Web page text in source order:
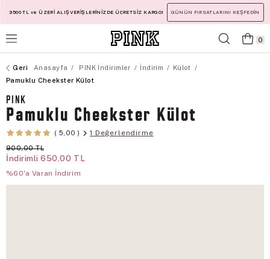
3500 TL ve ÜZERİ ALIŞVERİŞLERİNİZDE ÜCRETSİZ KARGO! GÜNÜN FIRSATLARINI KEŞFEDİN
0
Anasayfa PINK İndirimler İndirim
Külot
Pamuklu Cheekster Külot
PINK
Pamuklu Cheekster Külot
5,00 1 Değerlendirme
900,00 TL
İndirimli 650,00 TL
%60'a Varan İndirim